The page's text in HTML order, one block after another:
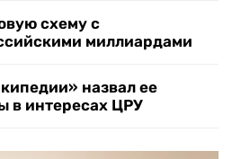
схему с
миллиардами
назвал ее
в интересах ЦРУ